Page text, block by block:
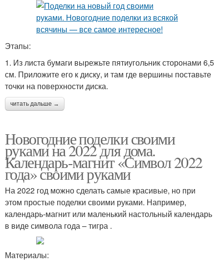
Этапы:
1. Из листа бумаги вырежьте пятиугольник сторонами 6,5
см. Приложите его к диску, и там где вершины поставьте
точки на поверхности диска.
читать дальше →
Новогодние поделки своими
руками на 2022 для дома.
Календарь-магнит «Символ 2022
года» своими руками
На 2022 год можно сделать самые красивые, но при
этом простые поделки своими руками. Например,
календарь-магнит или маленький настольный календарь
в виде символа года – тигра .
Материалы: